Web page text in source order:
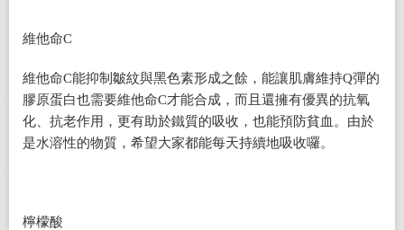
維他命C
維他命C能抑制皺紋與黑色素形成之餘，能讓肌膚維持Q彈的
膠原蛋白也需要維他命C才能合成，而且還擁有優異的抗氧
化、抗老作用，更有助於鐵質的吸收，也能預防貧血。由於
是水溶性的物質，希望大家都能每天持續地吸收囉。
檸檬酸